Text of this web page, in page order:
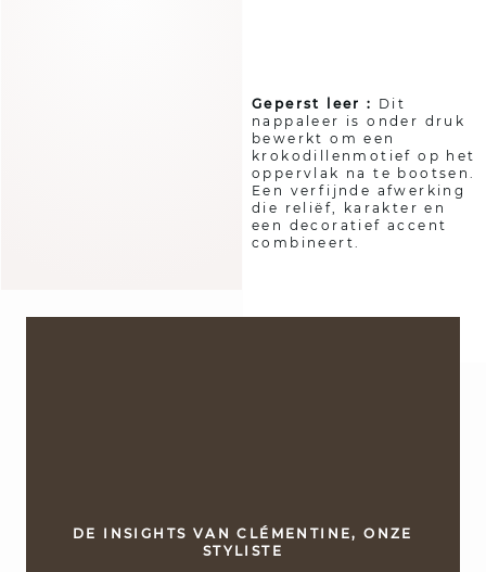
Geperst leer : Dit
nappaleer is onder druk
bewerkt om een
krokodillenmotief op het
oppervlak na te bootsen.
Een verfijnde afwerking
die reliëf, karakter en
een decoratief accent
combineert.
DE INSIGHTS VAN CLÉMENTINE, ONZE
STYLISTE